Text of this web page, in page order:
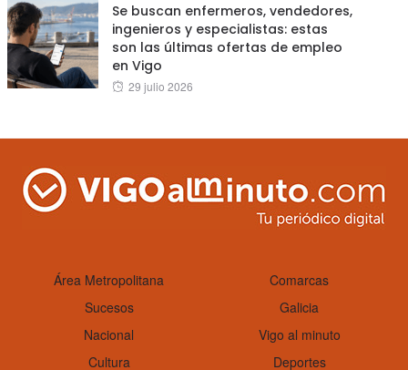
Se buscan enfermeros, vendedores,
ingenieros y especialistas: estas
son las últimas ofertas de empleo
en Vigo
Posted
29 julio 2026
Área Metropolitana
Comarcas
Sucesos
Galicia
Nacional
Vigo al minuto
Cultura
Deportes